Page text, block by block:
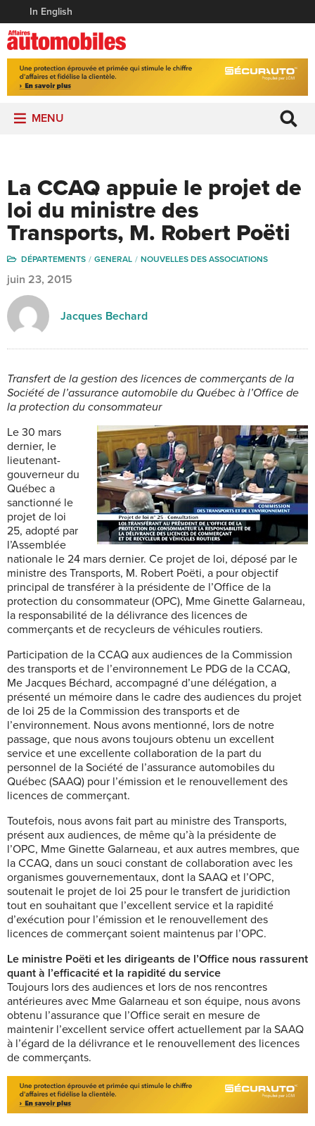
In English
MENU
La CCAQ appuie le projet de
loi du ministre des
Transports, M. Robert Poëti
DÉPARTEMENTS GENERAL NOUVELLES DES ASSOCIATIONS
juin 23, 2015
Jacques Bechard
Transfert de la gestion des licences de commerçants de la
Société de l’assurance automobile du Québec à l’Office de
la protection du consommateur
Le 30 mars
dernier, le
lieutenant-
gouverneur du
Québec a
sanctionné le
projet de loi
25, adopté par
l’Assemblée
nationale le 24 mars dernier. Ce projet de loi, déposé par le
ministre des Transports, M. Robert Poëti, a pour objectif
principal de transférer à la présidente de l’Office de la
protection du consommateur (OPC), Mme Ginette Galarneau,
la responsabilité de la délivrance des licences de
commerçants et de recycleurs de véhicules routiers.
Participation de la CCAQ aux audiences de la Commission
des transports et de l’environnement Le PDG de la CCAQ,
Me Jacques Béchard, accompagné d’une délégation, a
présenté un mémoire dans le cadre des audiences du projet
de loi 25 de la Commission des transports et de
l’environnement. Nous avons mentionné, lors de notre
passage, que nous avons toujours obtenu un excellent
service et une excellente collaboration de la part du
personnel de la Société de l’assurance automobiles du
Québec (SAAQ) pour l’émission et le renouvellement des
licences de commerçant.
Toutefois, nous avons fait part au ministre des Transports,
présent aux audiences, de même qu’à la présidente de
l’OPC, Mme Ginette Galarneau, et aux autres membres, que
la CCAQ, dans un souci constant de collaboration avec les
organismes gouvernementaux, dont la SAAQ et l’OPC,
soutenait le projet de loi 25 pour le transfert de juridiction
tout en souhaitant que l’excellent service et la rapidité
d’exécution pour l’émission et le renouvellement des
licences de commerçant soient maintenus par l’OPC.
Le ministre Poëti et les dirigeants de l’Office nous rassurent
quant à l’efficacité et la rapidité du service
Toujours lors des audiences et lors de nos rencontres
antérieures avec Mme Galarneau et son équipe, nous avons
obtenu l’assurance que l’Office serait en mesure de
maintenir l’excellent service offert actuellement par la SAAQ
à l’égard de la délivrance et le renouvellement des licences
de commerçants.